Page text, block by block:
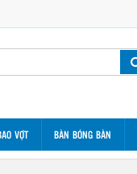
VỢT BÀN BÓNG BÀN